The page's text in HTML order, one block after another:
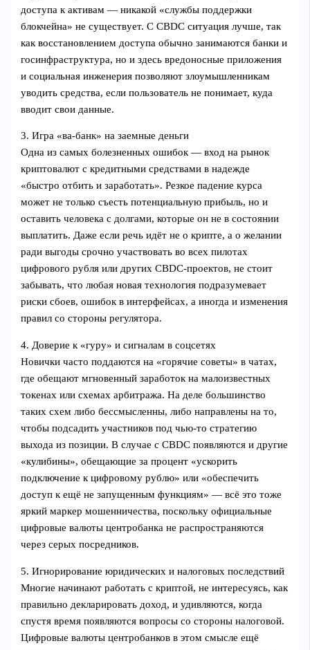
доступа к активам — никакой «службы поддержки
блокчейна» не существует. С CBDC ситуация лучше, так
как восстановлением доступа обычно занимаются банки и
госинфраструктура, но и здесь вредоносные приложения
и социальная инженерия позволяют злоумышленникам
уводить средства, если пользователь не понимает, куда
вводит свои данные.
3. Игра «ва-банк» на заемные деньги
Одна из самых болезненных ошибок — вход на рынок
криптовалют с кредитными средствами в надежде
«быстро отбить и заработать». Резкое падение курса
может не только съесть потенциальную прибыль, но и
оставить человека с долгами, которые он не в состоянии
выплатить. Даже если речь идёт не о крипте, а о желании
ради выгоды срочно участвовать во всех пилотах
цифрового рубля или других CBDC-проектов, не стоит
забывать, что любая новая технология подразумевает
риски сбоев, ошибок в интерфейсах, а иногда и изменения
правил со стороны регулятора.
4. Доверие к «гуру» и сигналам в соцсетях
Новички часто поддаются на «горячие советы» в чатах,
где обещают мгновенный заработок на малоизвестных
токенах или схемах арбитража. На деле большинство
таких схем либо бессмысленны, либо направлены на то,
чтобы подсадить участников под чью-то стратегию
выхода из позиции. В случае с CBDC появляются и другие
«кулибины», обещающие за процент «ускорить
подключение к цифровому рублю» или «обеспечить
доступ к ещё не запущенным функциям» — всё это тоже
яркий маркер мошенничества, поскольку официальные
цифровые валюты центробанка не распространяются
через серых посредников.
5. Игнорирование юридических и налоговых последствий
Многие начинают работать с криптой, не интересуясь, как
правильно декларировать доход, и удивляются, когда
спустя время появляются вопросы со стороны налоговой.
Цифровые валюты центробанков в этом смысле ещё